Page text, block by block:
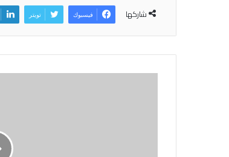
شاركها فيسبوك تويتر